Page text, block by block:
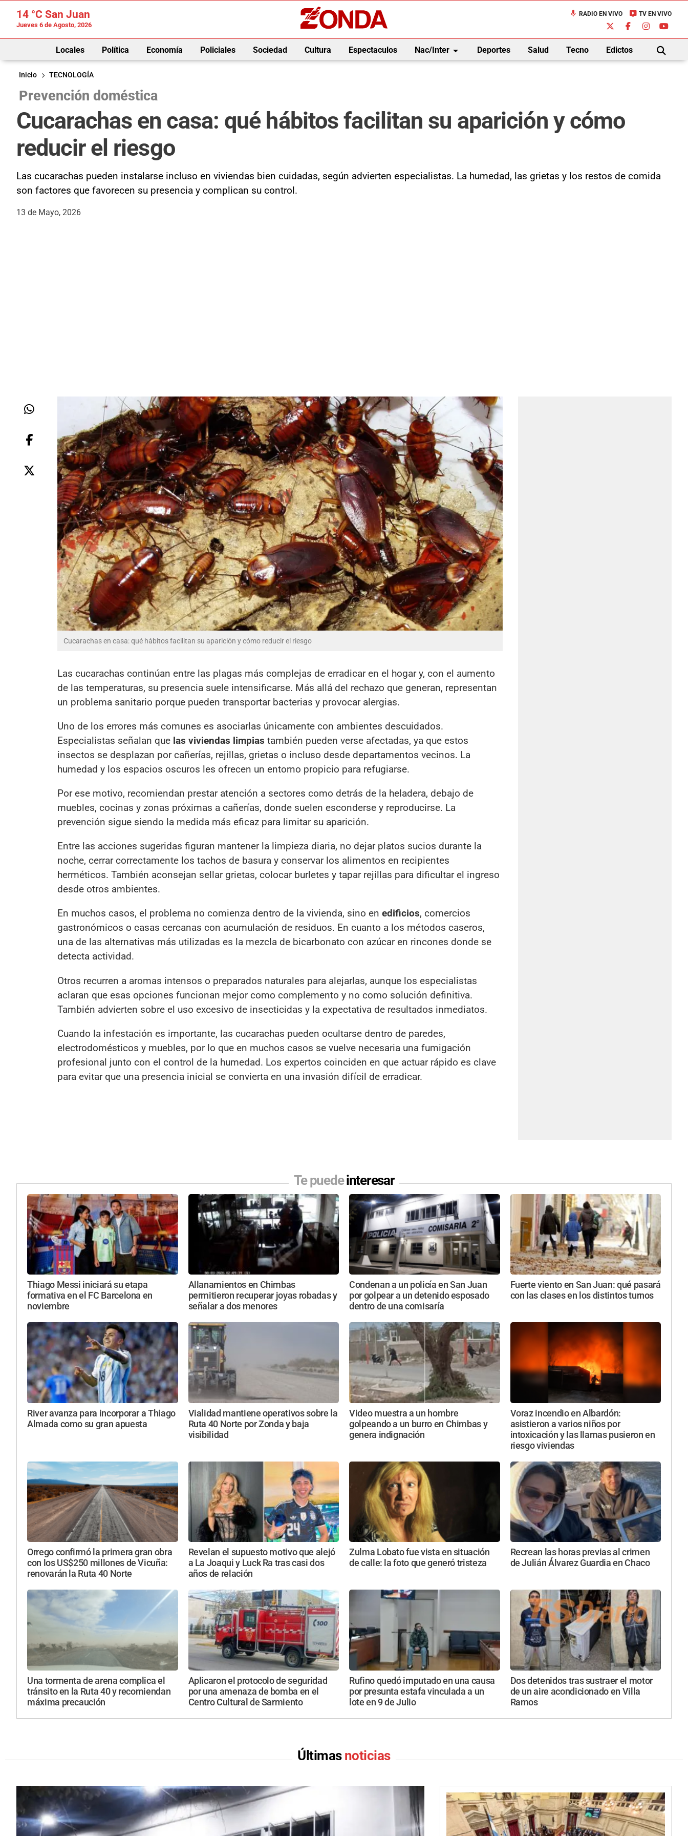
14 °C San Juan
Jueves 6 de Agosto, 2026
mic RADIO EN VIVO live_tv TV EN VIVO
Locales Política Economía Policiales Sociedad Cultura Espectaculos Nac/Interarrow_drop_down Deportes Salud Tecno Edictos
BUSCAR
Inicio
TECNOLOGÍA
Prevención doméstica
Cucarachas en casa: qué hábitos facilitan su aparición y cómo
reducir el riesgo
Las cucarachas pueden instalarse incluso en viviendas bien cuidadas, según advierten especialistas. La humedad, las grietas y los restos de comida
son factores que favorecen su presencia y complican su control.
13 de Mayo, 2026
Cucarachas en casa: qué hábitos facilitan su aparición y cómo reducir el riesgo
Las cucarachas continúan entre las plagas más complejas de erradicar en el hogar y, con el aumento
de las temperaturas, su presencia suele intensificarse. Más allá del rechazo que generan, representan
un problema sanitario porque pueden transportar bacterias y provocar alergias.
Uno de los errores más comunes es asociarlas únicamente con ambientes descuidados.
Especialistas señalan que las viviendas limpias también pueden verse afectadas, ya que estos
insectos se desplazan por cañerías, rejillas, grietas o incluso desde departamentos vecinos. La
humedad y los espacios oscuros les ofrecen un entorno propicio para refugiarse.
Por ese motivo, recomiendan prestar atención a sectores como detrás de la heladera, debajo de
muebles, cocinas y zonas próximas a cañerías, donde suelen esconderse y reproducirse. La
prevención sigue siendo la medida más eficaz para limitar su aparición.
Entre las acciones sugeridas figuran mantener la limpieza diaria, no dejar platos sucios durante la
noche, cerrar correctamente los tachos de basura y conservar los alimentos en recipientes
herméticos. También aconsejan sellar grietas, colocar burletes y tapar rejillas para dificultar el ingreso
desde otros ambientes.
En muchos casos, el problema no comienza dentro de la vivienda, sino en edificios, comercios
gastronómicos o casas cercanas con acumulación de residuos. En cuanto a los métodos caseros,
una de las alternativas más utilizadas es la mezcla de bicarbonato con azúcar en rincones donde se
detecta actividad.
Otros recurren a aromas intensos o preparados naturales para alejarlas, aunque los especialistas
aclaran que esas opciones funcionan mejor como complemento y no como solución definitiva.
También advierten sobre el uso excesivo de insecticidas y la expectativa de resultados inmediatos.
Cuando la infestación es importante, las cucarachas pueden ocultarse dentro de paredes,
electrodomésticos y muebles, por lo que en muchos casos se vuelve necesaria una fumigación
profesional junto con el control de la humedad. Los expertos coinciden en que actuar rápido es clave
para evitar que una presencia inicial se convierta en una invasión difícil de erradicar.
Te puedeinteresar
Thiago Messi iniciará su etapa
formativa en el FC Barcelona en
noviembre
Allanamientos en Chimbas
permitieron recuperar joyas robadas y
señalar a dos menores
Condenan a un policía en San Juan
por golpear a un detenido esposado
dentro de una comisaría
Fuerte viento en San Juan: qué pasará
con las clases en los distintos turnos
River avanza para incorporar a Thiago
Almada como su gran apuesta
Vialidad mantiene operativos sobre la
Ruta 40 Norte por Zonda y baja
visibilidad
Video muestra a un hombre
golpeando a un burro en Chimbas y
genera indignación
Voraz incendio en Albardón:
asistieron a varios niños por
intoxicación y las llamas pusieron en
riesgo viviendas
Orrego confirmó la primera gran obra
con los US$250 millones de Vicuña:
renovarán la Ruta 40 Norte
Revelan el supuesto motivo que alejó
a La Joaqui y Luck Ra tras casi dos
años de relación
Zulma Lobato fue vista en situación
de calle: la foto que generó tristeza
Recrean las horas previas al crimen
de Julián Álvarez Guardia en Chaco
Una tormenta de arena complica el
tránsito en la Ruta 40 y recomiendan
máxima precaución
Aplicaron el protocolo de seguridad
por una amenaza de bomba en el
Centro Cultural de Sarmiento
Rufino quedó imputado en una causa
por presunta estafa vinculada a un
lote en 9 de Julio
Dos detenidos tras sustraer el motor
de un aire acondicionado en Villa
Ramos
Últimas noticias